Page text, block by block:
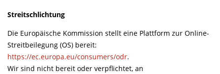
Streitschlichtung
Die Europäische Kommission stellt eine Plattform zur Online-
Streitbeilegung (OS) bereit:
https://ec.europa.eu/consumers/odr.
Wir sind nicht bereit oder verpflichtet, an